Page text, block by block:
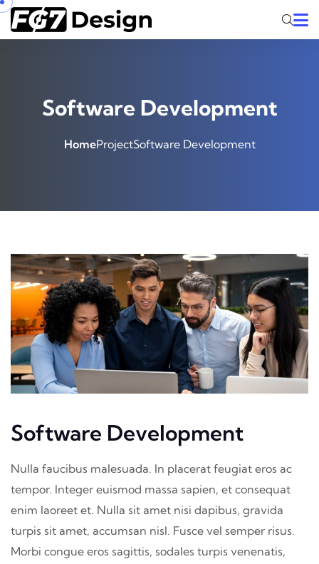
Software Development
HomeProjectSoftware Development
Software Development
Nulla faucibus malesuada. In placerat feugiat eros ac
tempor. Integer euismod massa sapien, et consequat
enim laoreet et. Nulla sit amet nisi dapibus, gravida
turpis sit amet, accumsan nisl. Fusce vel semper risus.
Morbi congue eros sagittis, sodales turpis venenatis,